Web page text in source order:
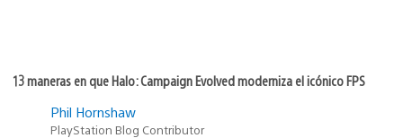
13 maneras en que Halo: Campaign Evolved moderniza el icónico FPS
Phil Hornshaw
PlayStation Blog Contributor